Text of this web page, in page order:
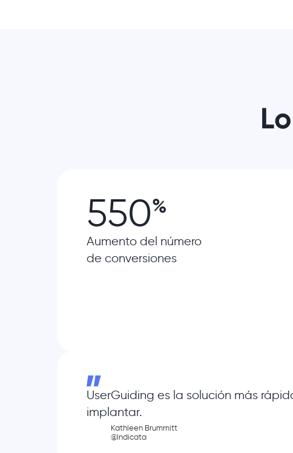
550%
Aumento del número
de conversiones
UserGuiding es la solución más
implantar.
Kathleen Brummitt
@Indicata